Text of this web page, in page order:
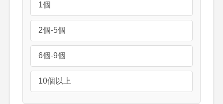
1個
2個-5個
6個-9個
10個以上